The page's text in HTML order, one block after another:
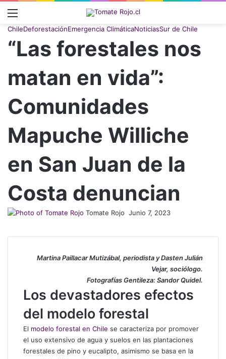
ChileDeforestaciónEmergencia ClimáticaNoticiasSur de Chile
“Las forestales nos
matan en vida”:
Comunidades
Mapuche Williche
en San Juan de la
Costa denuncian
Tomate Rojo Follow
Junio 7, 2023
Martina Paillacar Mutizábal, periodista y Dasten Julián
Vejar, sociólogo.
Fotografías Gentileza: Sandor Quidel.
Los devastadores efectos
del modelo forestal
El modelo forestal en Chile se caracteriza por promover
el uso extensivo de agua y suelos en las plantaciones
forestales de pino y eucalipto, asimismo se basa en la